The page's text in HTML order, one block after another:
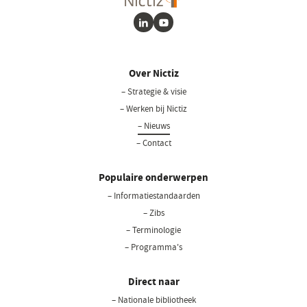
LinkedInYoutube
Over Nictiz
– Strategie & visie
– Werken bij Nictiz
– Nieuws
– Contact
Populaire onderwerpen
– Informatiestandaarden
– Zibs
– Terminologie
– Programma's
Direct naar
– Nationale bibliotheek(opent